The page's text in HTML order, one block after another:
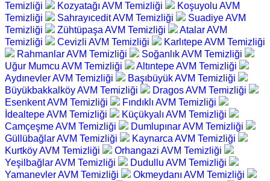
Temizliği
Kozyatağı AVM Temizliği
Koşuyolu AVM
Temizliği
Sahrayıcedit AVM Temizliği
Suadiye AVM
Temizliği
Zühtüpaşa AVM Temizliği
Atalar AVM
Temizliği
Cevizli AVM Temizliği
Karlıtepe AVM Temizliği
Rahmanlar AVM Temizliği
Soğanlık AVM Temizliği
Uğur Mumcu AVM Temizliği
Altıntepe AVM Temizliği
Aydınevler AVM Temizliği
Başıbüyük AVM Temizliği
Büyükbakkalköy AVM Temizliği
Dragos AVM Temizliği
Esenkent AVM Temizliği
Fındıklı AVM Temizliği
İdealtepe AVM Temizliği
Küçükyalı AVM Temizliği
Camçeşme AVM Temizliği
Dumlupınar AVM Temizliği
Güllübağlar AVM Temizliği
Kaynarca AVM Temizliği
Kurtköy AVM Temizliği
Orhangazi AVM Temizliği
Yeşilbağlar AVM Temizliği
Dudullu AVM Temizliği
Yamanevler AVM Temizliği
Okmeydanı AVM Temizliği